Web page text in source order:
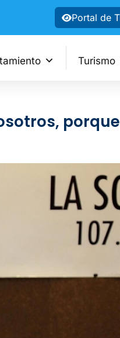
Portal de
Turismo
porque